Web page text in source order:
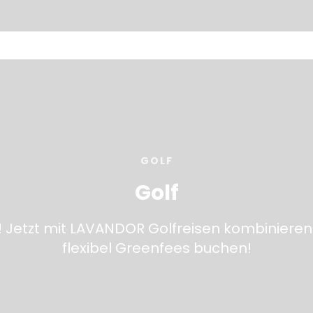
GOLF
Golf
Jetzt mit LAVANDOR Golfreisen
flexibel Greenfees buchen!